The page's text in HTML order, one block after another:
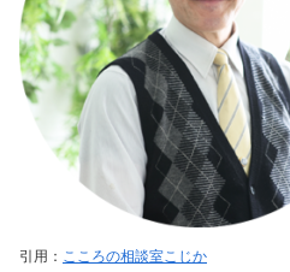
引用： こころの相談室こじか